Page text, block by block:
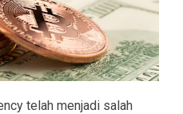
telah menjadi salah